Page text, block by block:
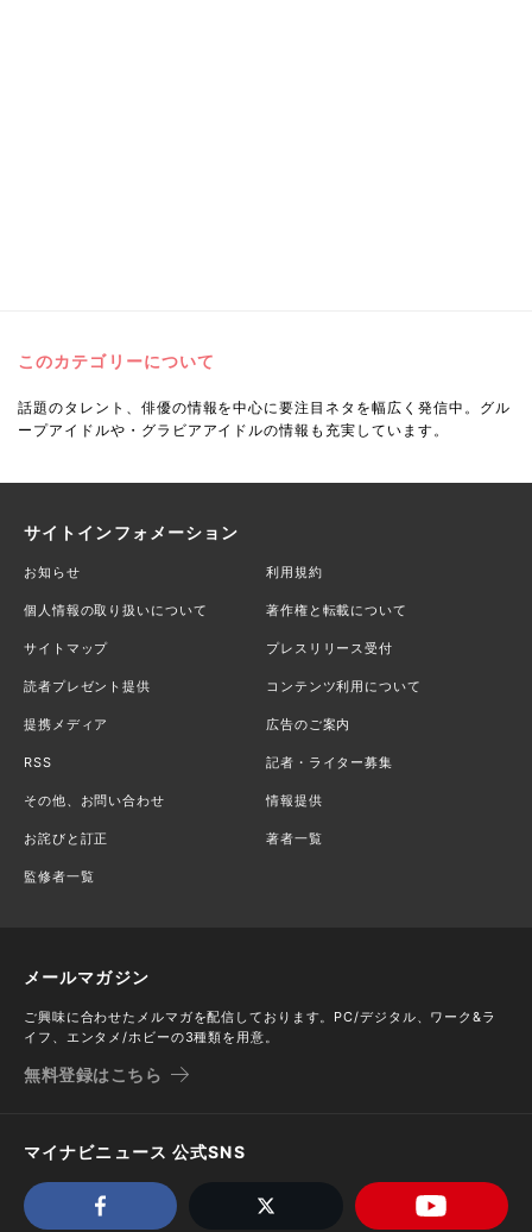
このカテゴリーについて
話題のタレント、俳優の情報を中心に要注目ネタを幅広く発信中。グル
ープアイドルや・グラビアアイドルの情報も充実しています。
サイトインフォメーション
お知らせ 利用規約
個人情報の取り扱いについて 著作権と転載について
サイトマップ プレスリリース受付
読者プレゼント提供 コンテンツ利用について
提携メディア 広告のご案内
RSS 記者・ライター募集
その他、お問い合わせ 情報提供
お詫びと訂正 著者一覧
監修者一覧
メールマガジン
ご興味に合わせたメルマガを配信しております。PC/デジタル、ワーク&ラ
イフ、エンタメ/ホビーの3種類を用意。
無料登録はこちら
マイナビニュース 公式SNS